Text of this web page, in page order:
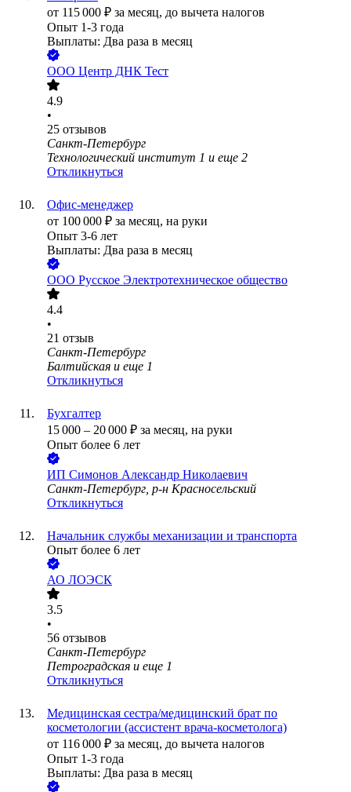
от 115 000 ₽ за месяц, до вычета налогов
Опыт 1-3 года
Выплаты: Два раза в месяц
ООО Центр ДНК Тест
4.9
•
25 отзывов
Санкт-Петербург
Технологический институт 1 и еще 2
Откликнуться
Офис-менеджер
от 100 000 ₽ за месяц, на руки
Опыт 3-6 лет
Выплаты: Два раза в месяц
ООО Русское Электротехническое общество
4.4
•
21 отзыв
Санкт-Петербург
Балтийская и еще 1
Откликнуться
Бухгалтер
15 000 – 20 000 ₽ за месяц, на руки
Опыт более 6 лет
ИП Симонов Александр Николаевич
Санкт-Петербург, р-н Красносельский
Откликнуться
Начальник службы механизации и транспорта
Опыт более 6 лет
АО ЛОЭСК
3.5
•
56 отзывов
Санкт-Петербург
Петроградская и еще 1
Откликнуться
Медицинская сестра/медицинский брат по
косметологии (ассистент врача-косметолога)
от 116 000 ₽ за месяц, до вычета налогов
Опыт 1-3 года
Выплаты: Два раза в месяц